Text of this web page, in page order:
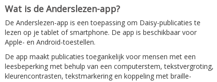
Wat is de Anderslezen-app?
De Anderslezen-app is een toepassing om Daisy-publicaties te
lezen op je tablet of smartphone. De app is beschikbaar voor
Apple- en Android-toestellen.
De app maakt publicaties toegankelijk voor mensen met een
leesbeperking met behulp van een computerstem, tekstvergroting,
kleurencontrasten, tekstmarkering en koppeling met braille-